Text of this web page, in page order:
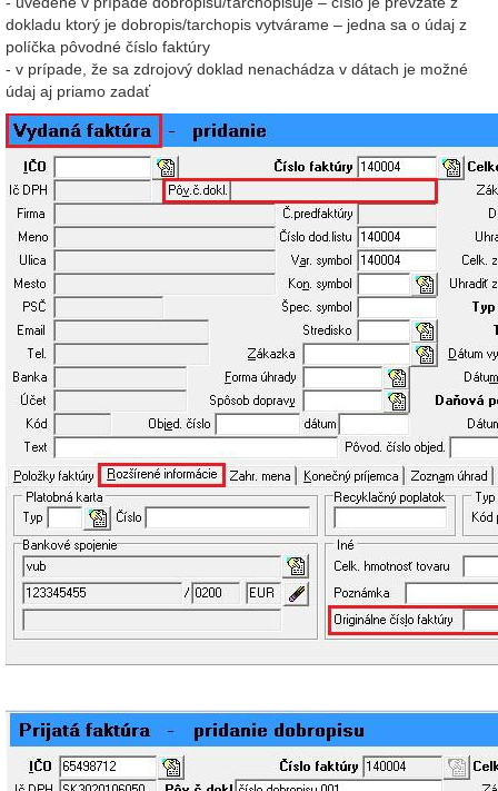
dokladu ktorý je dobropis/tarchopis vytvárame – jedna sa o údaj z
políčka pôvodné číslo faktúry
- v prípade, že sa zdrojový doklad nenachádza v dátach je možné
údaj aj priamo zadať